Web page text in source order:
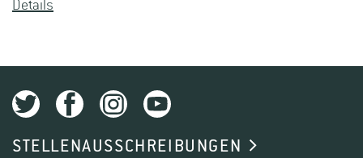
De­tails
STELLENAUSSCHREIBUNGEN